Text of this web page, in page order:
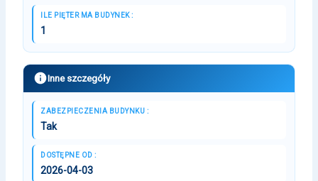
ILE PIĘTER MA BUDYNEK :
1
Inne szczegóły
ZABEZPIECZENIA BUDYNKU :
Tak
DOSTĘPNE OD :
2026-04-03